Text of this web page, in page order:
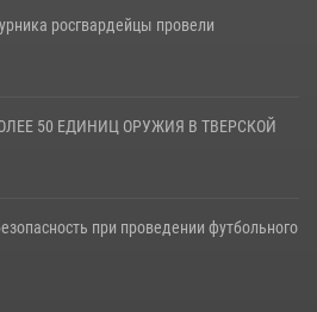
росгвардейцы провели
50 ЕДИНИЦ ОРУЖИЯ В ТВЕРСКОЙ
при проведении футбольного